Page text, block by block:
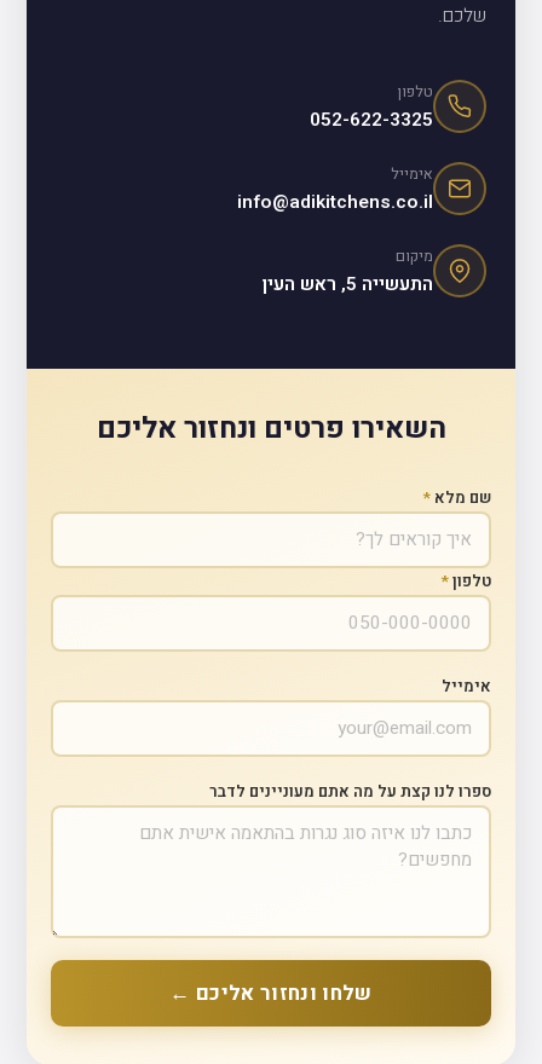
שלכם.
טלפון
052-622-3325
אימייל
info@adikitchens.co.il
מיקום
התעשייה 5, ראש העין
השאירו פרטים ונחזור אליכם
שם מלא*
טלפון*
אימייל
ספרו לנו קצת על מה אתם מעוניינים לדבר
שלחו ונחזור אליכם ←